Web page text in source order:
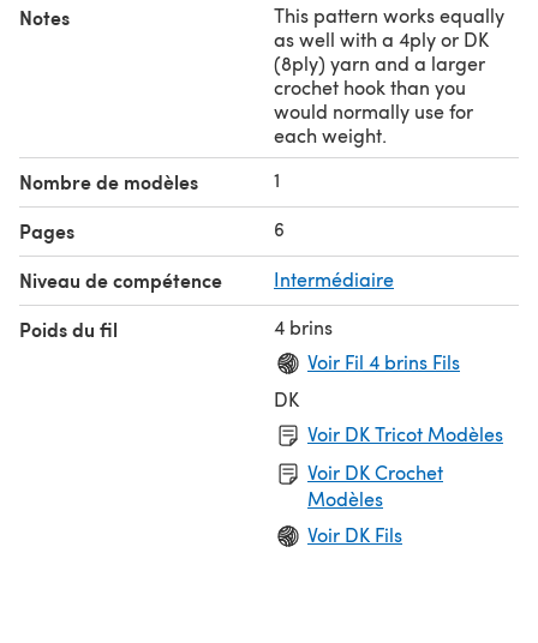
Notes
This pattern works equally
as well with a 4ply or DK
(8ply) yarn and a larger
crochet hook than you
would normally use for
each weight.
Nombre de modèles 1
Pages 6
Niveau de compétence Intermédiaire
Poids du fil
4 brins
Voir Fil 4 brins Fils
DK
Voir DK Tricot Modèles
Voir DK Crochet
Modèles
Voir DK Fils